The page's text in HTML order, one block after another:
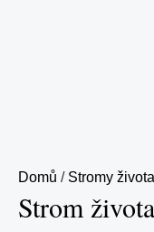
Domů / Stromy života
Strom